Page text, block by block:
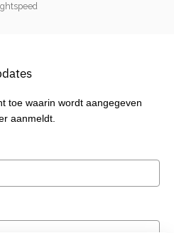
toe waarin wordt aangegeven
aanmeldt.